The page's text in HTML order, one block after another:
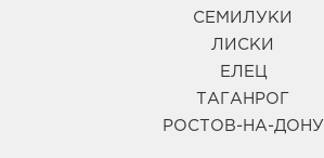
СЕМИЛУКИ
ЛИСКИ
ЕЛЕЦ
ТАГАНРОГ
РОСТОВ-НА-ДОНУ